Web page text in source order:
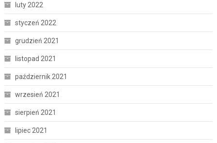
luty 2022
styczeń 2022
grudzień 2021
listopad 2021
październik 2021
wrzesień 2021
sierpień 2021
lipiec 2021